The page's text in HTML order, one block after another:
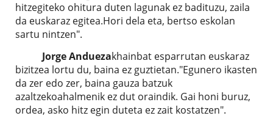
hitzegiteko ohitura duten lagunak ez badituzu, zaila
da euskaraz egitea.Hori dela eta, bertso eskolan
sartu nintzen".
JorgeAnduezakhainbat esparrutan euskaraz
bizitzea lortu du, baina ez guztietan."Egunero ikasten
da zer edo zer, baina gauza batzuk
azaltzekoahalmenik ez dut oraindik. Gai honi buruz,
ordea, asko hitz egin duteta ez zait kostatzen".